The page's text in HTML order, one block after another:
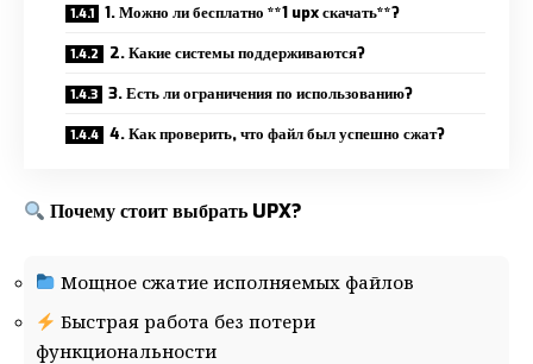
1. Можно ли бесплатно **1 upx скачать**?
2. Какие системы поддерживаются?
3. Есть ли ограничения по использованию?
4. Как проверить, что файл был успешно сжат?
Почему стоит выбрать UPX?
Мощное сжатие исполняемых файлов
Быстрая работа без потери
функциональности